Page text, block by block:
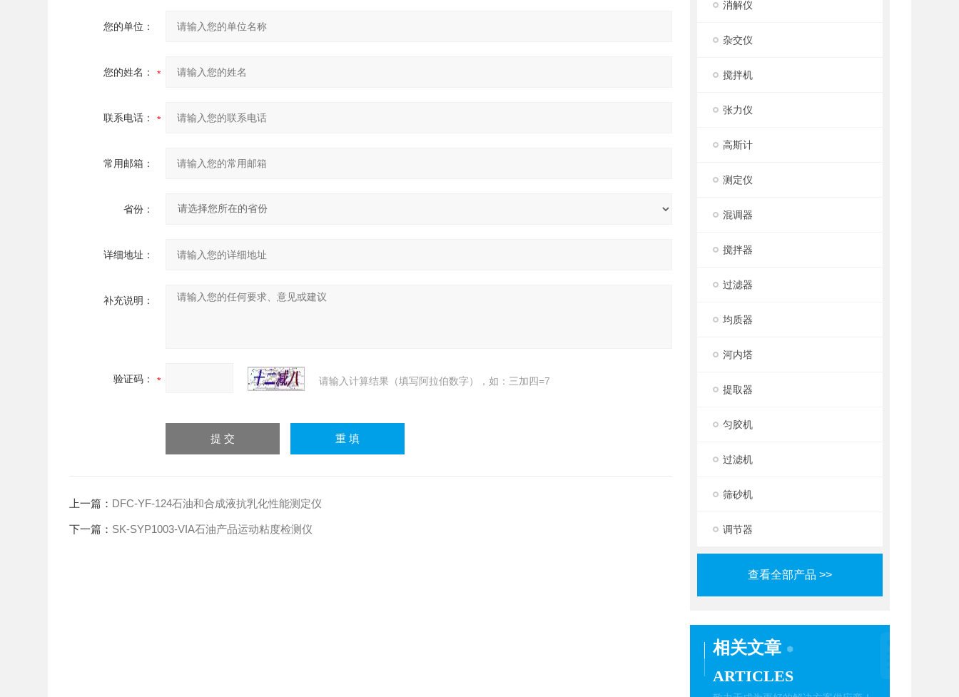
消解仪
杂交仪
搅拌机
张力仪
高斯计
测定仪
混调器
搅拌器
过滤器
均质器
河内塔
提取器
匀胶机
过滤机
筛砂机
调节器
查看全部产品 >>
相关文章
ARTICLES
您的单位：
您的姓名：
联系电话：
常用邮箱：
省份：
详细地址：
补充说明：
验证码： 请输入计算结果（填写阿拉伯数字），如：三加四=7
上一篇： DFC-YF-124石油和合成液抗乳化性能测定仪
下一篇： SK-SYP1003-VIA石油产品运动粘度检测仪